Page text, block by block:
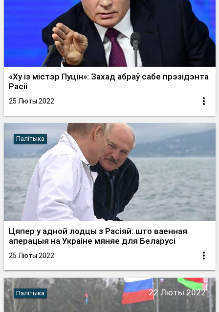
«Ху із містэр Пуцін»: Захад абраў сабе прэзідэнта
Расіі
25 Люты 2022
Палітыка
Цяпер у адной лодцы з Расіяй: што ваенная
аперацыя на Украіне мяняе для Беларусі
25 Люты 2022
Палітыка 22 Люты 2022